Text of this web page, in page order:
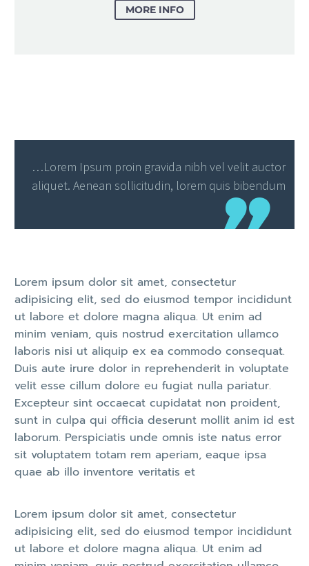
MORE INFO
…Lorem Ipsum proin gravida nibh vel velit auctor
aliquet. Aenean sollicitudin, lorem quis bibendum
Lorem ipsum dolor sit amet, consectetur
adipisicing elit, sed do eiusmod tempor incididunt
ut labore et dolore magna aliqua. Ut enim ad
minim veniam, quis nostrud exercitation ullamco
laboris nisi ut aliquip ex ea commodo consequat.
Duis aute irure dolor in reprehenderit in voluptate
velit esse cillum dolore eu fugiat nulla pariatur.
Excepteur sint occaecat cupidatat non proident,
sunt in culpa qui officia deserunt mollit anim id est
laborum. Perspiciatis unde omnis iste natus error
sit voluptatem totam rem aperiam, eaque ipsa
quae ab illo inventore veritatis et
Lorem ipsum dolor sit amet, consectetur
adipisicing elit, sed do eiusmod tempor incididunt
ut labore et dolore magna aliqua. Ut enim ad